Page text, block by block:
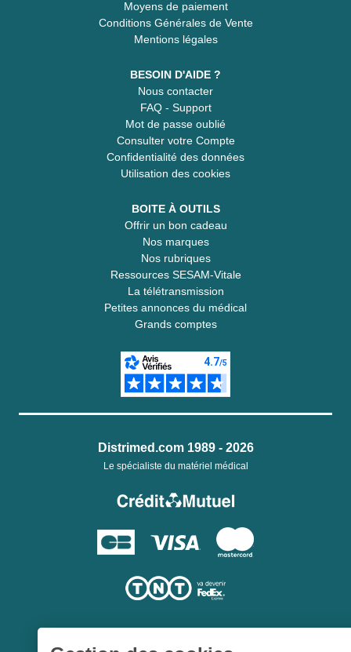
Moyens de paiement
Conditions Générales de Vente
Mentions légales
BESOIN D'AIDE ?
Nous contacter
FAQ - Support
Mot de passe oublié
Consulter votre Compte
Confidentialité des données
Utilisation des cookies
BOITE À OUTILS
Offrir un bon cadeau
Nos marques
Nos rubriques
Ressources SESAM-Vitale
La télétransmission
Petites annonces du médical
Grands comptes
Distrimed.com 1989 - 2026
Le spécialiste du matériel médical